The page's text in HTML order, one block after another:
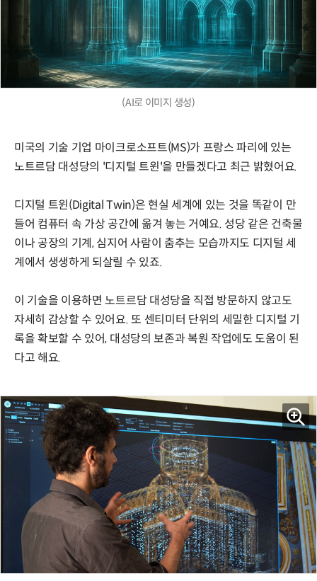
(AI로 이미지 생성)
미국의 기술 기업 마이크로소프트(MS)가 프랑스 파리에 있는
노트르담 대성당의 '디지털 트윈'을 만들겠다고 최근 밝혔어요.
디지털 트윈(Digital Twin)은 현실 세계에 있는 것을 똑같이 만
들어 컴퓨터 속 가상 공간에 옮겨 놓는 거예요. 성당 같은 건축물
이나 공장의 기계, 심지어 사람이 춤추는 모습까지도 디지털 세
계에서 생생하게 되살릴 수 있죠.
이 기술을 이용하면 노트르담 대성당을 직접 방문하지 않고도
자세히 감상할 수 있어요. 또 센티미터 단위의 세밀한 디지털 기
록을 확보할 수 있어, 대성당의 보존과 복원 작업에도 도움이 된
다고 해요.